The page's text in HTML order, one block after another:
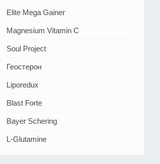
Elite Mega Gainer
Magnesium Vitamin C
Soul Project
Геостерон
Liporedux
Blast Forte
Bayer Schering
L-Glutamine